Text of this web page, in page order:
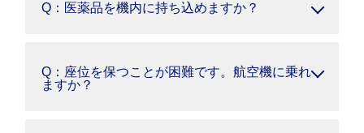
Q：医薬品を機内に持ち込めますか？
Q：座位を保つことが困難です。航空機に乗れ
ますか？